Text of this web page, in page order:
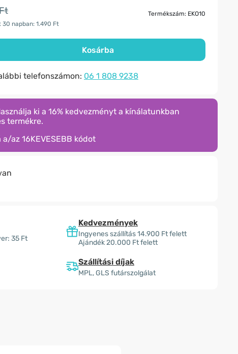
Termékszám: EKO10
napban: 1.490 Ft
Kosárba
telefonszámon: 06 1 808 9238
ki a 16% kedvezményt a kínálatunkban
termékre.
a/az 16KEVESEBB kódot
35 Ft
Kedvezmények
Ingyenes szállítás 14.900 Ft felett
Ajándék 20.000 Ft felett
Szállítási díjak
MPL, GLS futárszolgálat